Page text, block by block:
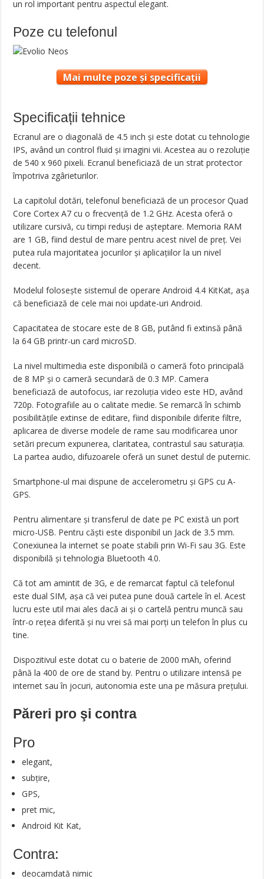
un rol important pentru aspectul elegant.
Poze cu telefonul
Mai multe poze și specificații
Specificații tehnice
Ecranul are o diagonală de 4.5 inch și este dotat cu tehnologie
IPS, având un control fluid și imagini vii. Acestea au o rezoluție
de 540 x 960 pixeli. Ecranul beneficiază de un strat protector
împotriva zgârieturilor.
La capitolul dotări, telefonul beneficiază de un procesor Quad
Core Cortex A7 cu o frecvență de 1.2 GHz. Acesta oferă o
utilizare cursivă, cu timpi reduși de așteptare. Memoria RAM
are 1 GB, fiind destul de mare pentru acest nivel de preț. Vei
putea rula majoritatea jocurilor și aplicațiilor la un nivel
decent.
Modelul folosește sistemul de operare Android 4.4 KitKat, așa
că beneficiază de cele mai noi update-uri Android.
Capacitatea de stocare este de 8 GB, putând fi extinsă până
la 64 GB printr-un card microSD.
La nivel multimedia este disponibilă o cameră foto principală
de 8 MP și o cameră secundară de 0.3 MP. Camera
beneficiază de autofocus, iar rezoluția video este HD, având
720p. Fotografiile au o calitate medie. Se remarcă în schimb
posibilitățile extinse de editare, fiind disponibile diferite filtre,
aplicarea de diverse modele de rame sau modificarea unor
setări precum expunerea, claritatea, contrastul sau saturația.
La partea audio, difuzoarele oferă un sunet destul de puternic.
Smartphone-ul mai dispune de accelerometru și GPS cu A-
GPS.
Pentru alimentare și transferul de date pe PC există un port
micro-USB. Pentru căști este disponibil un Jack de 3.5 mm.
Conexiunea la internet se poate stabili prin Wi-Fi sau 3G. Este
disponibilă și tehnologia Bluetooth 4.0.
Că tot am amintit de 3G, e de remarcat faptul că telefonul
este dual SIM, așa că vei putea pune două cartele în el. Acest
lucru este util mai ales dacă ai și o cartelă pentru muncă sau
într-o rețea diferită și nu vrei să mai porți un telefon în plus cu
tine.
Dispozitivul este dotat cu o baterie de 2000 mAh, oferind
până la 400 de ore de stand by. Pentru o utilizare intensă pe
internet sau în jocuri, autonomia este una pe măsura prețului.
Păreri pro şi contra
Pro
elegant,
subțire,
GPS,
pret mic,
Android Kit Kat,
Contra:
deocamdată nimic